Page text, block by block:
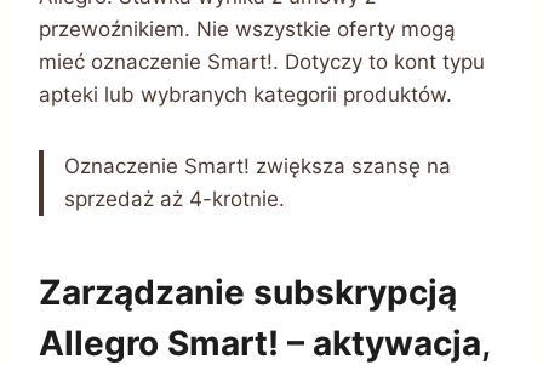
przewoźnikiem. Nie wszystkie oferty mogą
mieć oznaczenie Smart!. Dotyczy to kont typu
apteki lub wybranych kategorii produktów.
Oznaczenie Smart! zwiększa szansę na
sprzedaż aż 4-krotnie.
Zarządzanie subskrypcją
Allegro Smart! – aktywacja,